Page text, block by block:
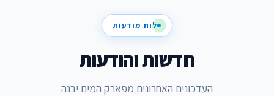
לוח מודעות
חדשות והודעות
העדכונים האחרונים מפארק המים יבנה